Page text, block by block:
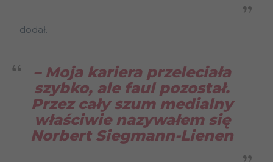
– dodał.
– Moja kariera przeleciała
szybko, ale faul pozostał.
Przez cały szum medialny
właściwie nazywałem się
Norbert Siegmann-Lienen